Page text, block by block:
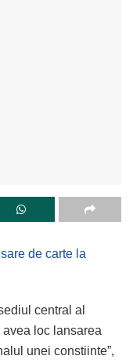
central al
avea loc lansarea
unei constiinte”,